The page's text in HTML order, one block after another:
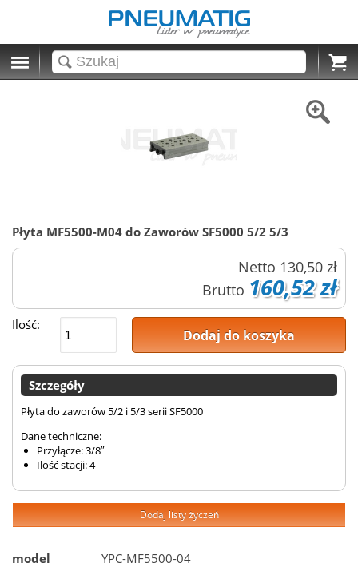
Cart
Płyta MF5500-M04 do Zaworów SF5000 5/2 5/3
Netto 130,50 zł
Brutto 160,52 zł
Ilość:
Dodaj do koszyka
Szczegóły
Płyta do zaworów 5/2 i 5/3 serii SF5000
Dane techniczne:
Przyłącze: 3/8″
Ilość stacji: 4
Dodaj listy życzeń
model YPC-MF5500-04